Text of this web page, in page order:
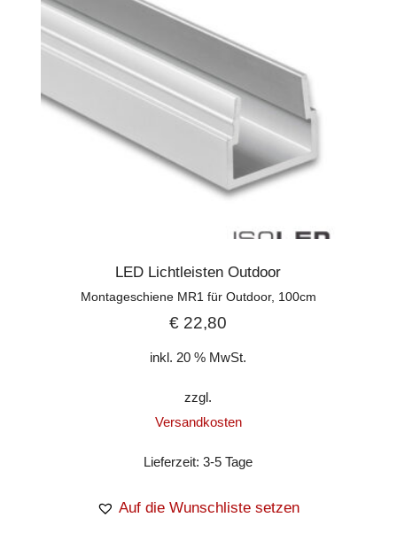
LED Lichtleisten Outdoor
Montageschiene MR1 für Outdoor, 100cm
€ 22,80
inkl. 20 % MwSt.
zzgl.
Versandkosten
Lieferzeit:3-5 Tage
Auf die Wunschliste setzen